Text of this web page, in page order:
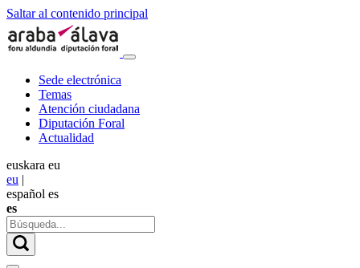
Saltar al contenido principal
Sede electrónica
Temas
Atención ciudadana
Diputación Foral
Actualidad
euskara eu
eu |
español es
es